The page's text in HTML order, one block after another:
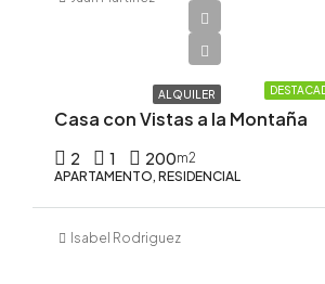
ALQUILER
Casa con Vistas a la Montaña
2 1 200m2
APARTAMENTO, RESIDENCIAL
Isabel Rodriguez